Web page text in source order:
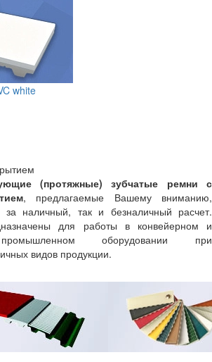
white
(протяжные) зубчатые ремни с
, предлагаемые Вашему вниманию,
за наличный, так и безналичный расчет.
для работы в конвейерном и
оборудовании при
видов продукции.